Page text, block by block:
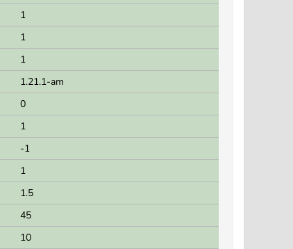
1
1
1
1.21.1-am
0
1
-1
1
1.5
45
10